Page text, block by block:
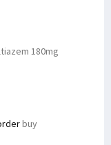
180mg
buy